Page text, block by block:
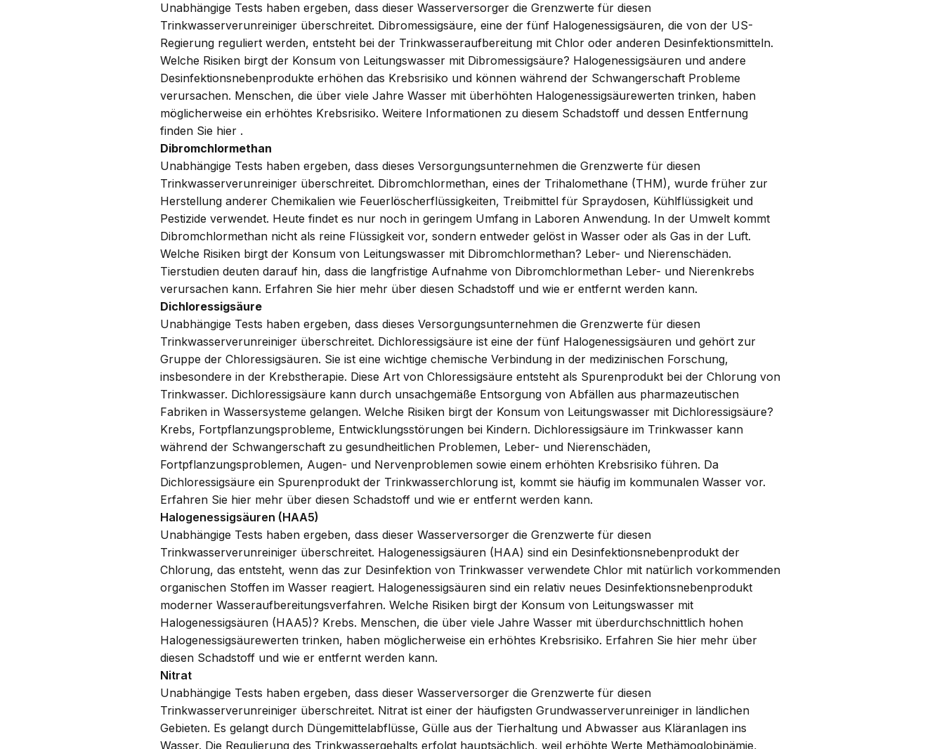
Unabhängige Tests haben ergeben, dass dieser Wasserversorger die Grenzwerte für diesen
Trinkwasserverunreiniger überschreitet. Dibromessigsäure, eine der fünf Halogenessigsäuren, die von der US-
Regierung reguliert werden, entsteht bei der Trinkwasseraufbereitung mit Chlor oder anderen Desinfektionsmitteln.
Welche Risiken birgt der Konsum von Leitungswasser mit Dibromessigsäure? Halogenessigsäuren und andere
Desinfektionsnebenprodukte erhöhen das Krebsrisiko und können während der Schwangerschaft Probleme
verursachen. Menschen, die über viele Jahre Wasser mit überhöhten Halogenessigsäurewerten trinken, haben
möglicherweise ein erhöhtes Krebsrisiko. Weitere Informationen zu diesem Schadstoff und dessen Entfernung
finden Sie hier .
Dibromchlormethan
Unabhängige Tests haben ergeben, dass dieses Versorgungsunternehmen die Grenzwerte für diesen
Trinkwasserverunreiniger überschreitet. Dibromchlormethan, eines der Trihalomethane (THM), wurde früher zur
Herstellung anderer Chemikalien wie Feuerlöscherflüssigkeiten, Treibmittel für Spraydosen, Kühlflüssigkeit und
Pestizide verwendet. Heute findet es nur noch in geringem Umfang in Laboren Anwendung. In der Umwelt kommt
Dibromchlormethan nicht als reine Flüssigkeit vor, sondern entweder gelöst in Wasser oder als Gas in der Luft.
Welche Risiken birgt der Konsum von Leitungswasser mit Dibromchlormethan? Leber- und Nierenschäden.
Tierstudien deuten darauf hin, dass die langfristige Aufnahme von Dibromchlormethan Leber- und Nierenkrebs
verursachen kann. Erfahren Sie hier mehr über diesen Schadstoff und wie er entfernt werden kann.
Dichloressigsäure
Unabhängige Tests haben ergeben, dass dieses Versorgungsunternehmen die Grenzwerte für diesen
Trinkwasserverunreiniger überschreitet. Dichloressigsäure ist eine der fünf Halogenessigsäuren und gehört zur
Gruppe der Chloressigsäuren. Sie ist eine wichtige chemische Verbindung in der medizinischen Forschung,
insbesondere in der Krebstherapie. Diese Art von Chloressigsäure entsteht als Spurenprodukt bei der Chlorung von
Trinkwasser. Dichloressigsäure kann durch unsachgemäße Entsorgung von Abfällen aus pharmazeutischen
Fabriken in Wassersysteme gelangen. Welche Risiken birgt der Konsum von Leitungswasser mit Dichloressigsäure?
Krebs, Fortpflanzungsprobleme, Entwicklungsstörungen bei Kindern. Dichloressigsäure im Trinkwasser kann
während der Schwangerschaft zu gesundheitlichen Problemen, Leber- und Nierenschäden,
Fortpflanzungsproblemen, Augen- und Nervenproblemen sowie einem erhöhten Krebsrisiko führen. Da
Dichloressigsäure ein Spurenprodukt der Trinkwasserchlorung ist, kommt sie häufig im kommunalen Wasser vor.
Erfahren Sie hier mehr über diesen Schadstoff und wie er entfernt werden kann.
Halogenessigsäuren (HAA5)
Unabhängige Tests haben ergeben, dass dieser Wasserversorger die Grenzwerte für diesen
Trinkwasserverunreiniger überschreitet. Halogenessigsäuren (HAA) sind ein Desinfektionsnebenprodukt der
Chlorung, das entsteht, wenn das zur Desinfektion von Trinkwasser verwendete Chlor mit natürlich vorkommenden
organischen Stoffen im Wasser reagiert. Halogenessigsäuren sind ein relativ neues Desinfektionsnebenprodukt
moderner Wasseraufbereitungsverfahren. Welche Risiken birgt der Konsum von Leitungswasser mit
Halogenessigsäuren (HAA5)? Krebs. Menschen, die über viele Jahre Wasser mit überdurchschnittlich hohen
Halogenessigsäurewerten trinken, haben möglicherweise ein erhöhtes Krebsrisiko. Erfahren Sie hier mehr über
diesen Schadstoff und wie er entfernt werden kann.
Nitrat
Unabhängige Tests haben ergeben, dass dieser Wasserversorger die Grenzwerte für diesen
Trinkwasserverunreiniger überschreitet. Nitrat ist einer der häufigsten Grundwasserverunreiniger in ländlichen
Gebieten. Es gelangt durch Düngemittelabflüsse, Gülle aus der Tierhaltung und Abwasser aus Kläranlagen ins
Wasser. Die Regulierung des Trinkwassergehalts erfolgt hauptsächlich, weil erhöhte Werte Methämoglobinämie,